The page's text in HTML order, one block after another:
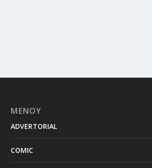
ΜΕΝΟΥ
ADVERTORIAL
COMIC